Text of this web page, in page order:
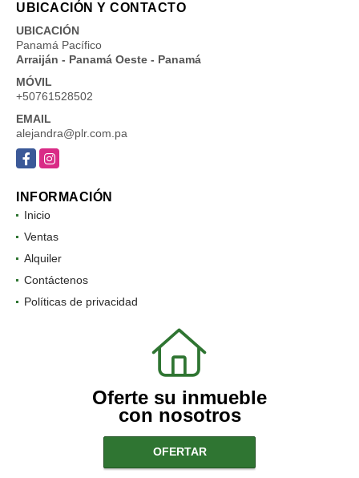
UBICACIÓN Y CONTACTO
UBICACIÓN
Panamá Pacífico
Arraiján - Panamá Oeste - Panamá
MÓVIL
+50761528502
EMAIL
alejandra@plr.com.pa
FacebookInstagram
INFORMACIÓN
Inicio
Ventas
Alquiler
Contáctenos
Políticas de privacidad
Oferte su inmueble
con nosotros
OFERTAR